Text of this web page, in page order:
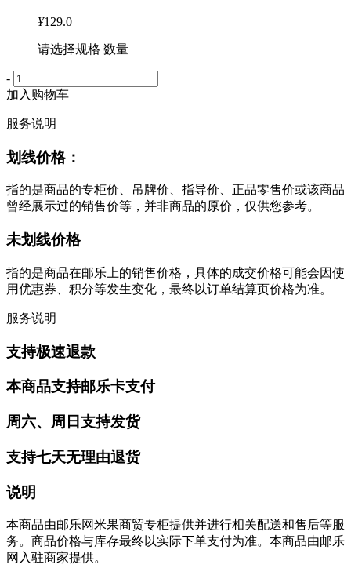
¥129.0
请选择规格 数量
-
+
加入购物车
服务说明
划线价格：
指的是商品的专柜价、吊牌价、指导价、正品零售价或该商品
曾经展示过的销售价等，并非商品的原价，仅供您参考。
未划线价格
指的是商品在邮乐上的销售价格，具体的成交价格可能会因使
用优惠券、积分等发生变化，最终以订单结算页价格为准。
服务说明
支持极速退款
本商品支持邮乐卡支付
周六、周日支持发货
支持七天无理由退货
说明
本商品由邮乐网米果商贸专柜提供并进行相关配送和售后等服
务。商品价格与库存最终以实际下单支付为准。本商品由邮乐
网入驻商家提供。